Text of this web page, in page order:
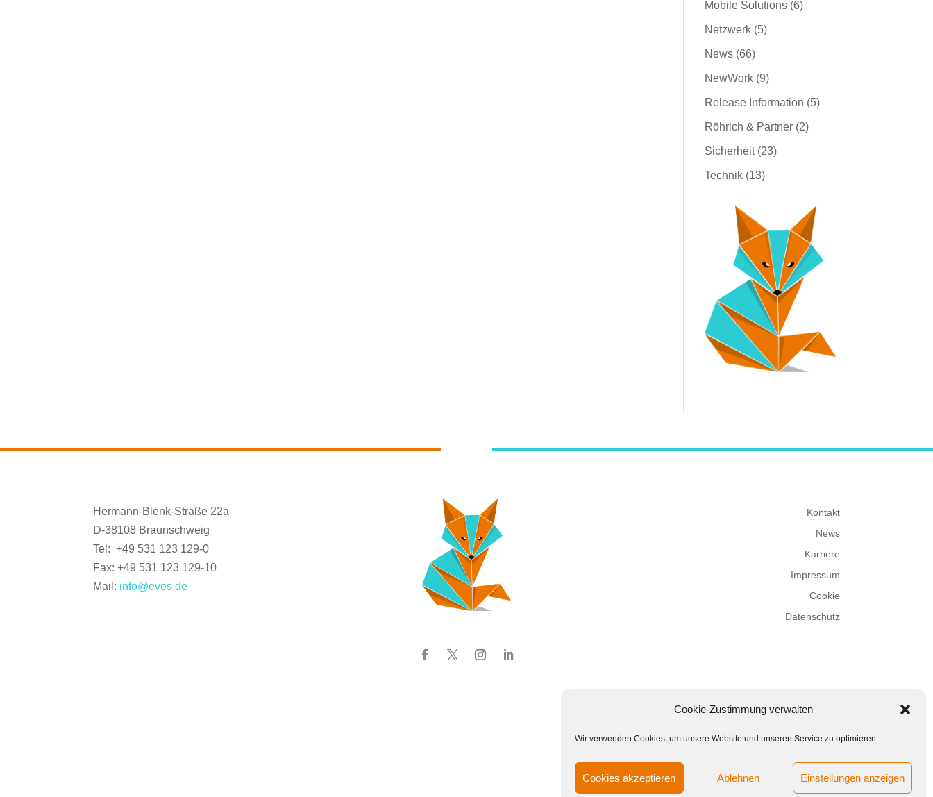
Cookie-Zustimmung verwalten
Wir verwenden Cookies, um unsere Website und unseren Service zu optimieren.
Cookies akzeptieren Ablehnen Einstellungen anzeigen
Mobile Solutions (6)
Netzwerk (5)
News (66)
NewWork (9)
Release Information (5)
Röhrich & Partner (2)
Sicherheit(23)
Technik (13)
Hermann-Blenk-Straße 22a
D-38108 Braunschweig
Tel: +49 531 123 129-0
Fax: +49 531 123 129-10
Mail: info@eves.de
Kontakt
News
Karriere
Impressum
Cookie
Datenschutz